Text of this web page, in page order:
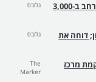
קניון שבעת הכוכבים של עופר נמרודי יורחב ב-3,000
גלובס
ברבעון; דוחה את
גלובס
שקל להקמת מרכז
The
Marker